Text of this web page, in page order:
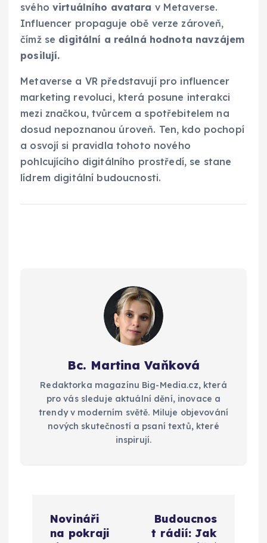
svého virtuálního avatara v Metaverse.
Influencer propaguje obě verze zároveň,
čímž se digitální a reálná hodnota navzájem
posilují.
Metaverse a VR představují pro influencer
marketing revoluci, která posune interakci
mezi značkou, tvůrcem a spotřebitelem na
dosud nepoznanou úroveň. Ten, kdo pochopí
a osvojí si pravidla tohoto nového
pohlcujícího digitálního prostředí, se stane
lídrem digitální budoucnosti.
Bc. Martina Vaňková
Redaktorka magazínu Big-Media.cz, která
pro vás sleduje aktuální dění, inovace a
trendy v moderním světě. Miluje objevování
nových skutečností a psaní textů, které
inspirují.
Novináři
na pokraji
Budoucnos
t rádií: Jak